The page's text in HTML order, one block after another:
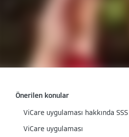
Önerilen konular
ViCare uygulaması hakkında SSS
ViCare uygulaması